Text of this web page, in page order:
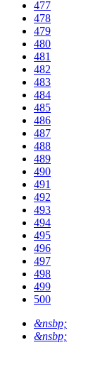
477
478
479
480
481
482
483
484
485
486
487
488
489
490
491
492
493
494
495
496
497
498
499
500
&nsbp;
&nsbp;